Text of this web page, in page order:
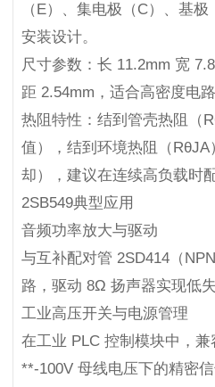
（E）、集电极（C）、基
安装设计。
尺寸参数：长 11.2mm 宽
距 2.54mm，适合高密度电路
热阻特性：结到管壳热阻（
值），结到环境热阻（RθJA
却），建议在连续高负载时
2SB549典型应用
音频功率放大与驱动
与互补配对管 2SD414（
路，驱动 8Ω 扬声器实现低失
工业高压开关与电源管理
在工业 PLC 控制模块中，
**-100V 母线电压下的精密